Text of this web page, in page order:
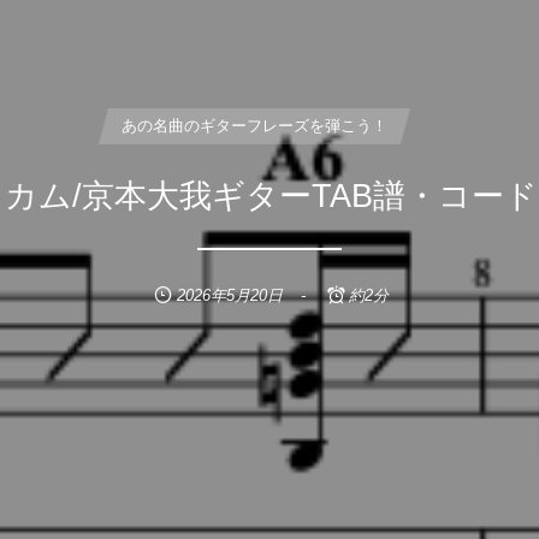
あの名曲のギターフレーズを弾こう！
ム/京本大我ギターTAB譜・コー
2026年5月20日 約2分